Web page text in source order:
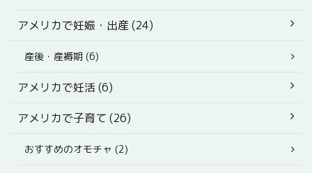
アメリカで妊娠・出産 (24)
産後・産褥期 (6)
アメリカで妊活 (6)
アメリカで子育て (26)
おすすめのオモチャ (2)